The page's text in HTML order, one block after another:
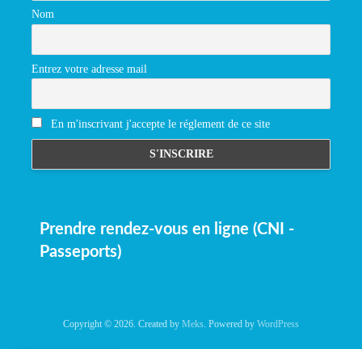
Nom
Entrez votre adresse mail
En m'inscrivant j'accepte le réglement de ce site
Prendre rendez-vous en ligne (CNI -
Passeports)
Copyright © 2026. Created by Meks . Powered by WordPress